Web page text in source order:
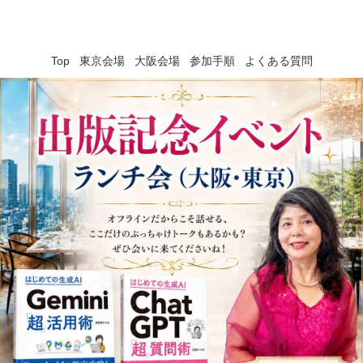
Top 東京会場 大阪会場 参加手順 よくある質問